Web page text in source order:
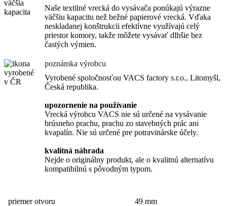
Naše textilné vrecká do vysávača ponúkajú výrazne
väčšiu kapacitu než bežné papierové vrecká. Vďaka
neskladanej konštrukcii efektívne využívajú celý
priestor komory, takže môžete vysávať dlhšie bez
častých výmien.
poznámka výrobcu
Vyrobené spoločnosťou VACS factory s.r.o., Litomyšl,
Česká republika.
upozornenie na používanie
Vrecká výrobcu VACS nie sú určené na vysávanie
brúsneho prachu, prachu zo stavebných prác ani
kvapalín. Nie sú určené pre potravinárske účely.
kvalitná náhrada
Nejde o originálny produkt, ale o kvalitnú alternatívu
kompatibilnú s pôvodným typom.
priemer otvoru 49 mm